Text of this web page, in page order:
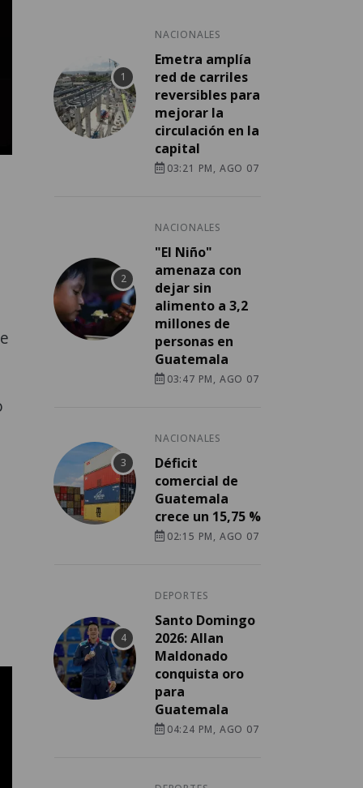
NACIONALES
Emetra amplía
red de carriles
reversibles para
mejorar la
circulación en la
capital
03:21 PM, AGO 07
NACIONALES
"El Niño"
amenaza con
dejar sin
alimento a 3,2
millones de
personas en
Guatemala
03:47 PM, AGO 07
NACIONALES
Déficit
comercial de
Guatemala
crece un 15,75 %
02:15 PM, AGO 07
DEPORTES
Santo Domingo
2026: Allan
Maldonado
conquista oro
para
Guatemala
04:24 PM, AGO 07